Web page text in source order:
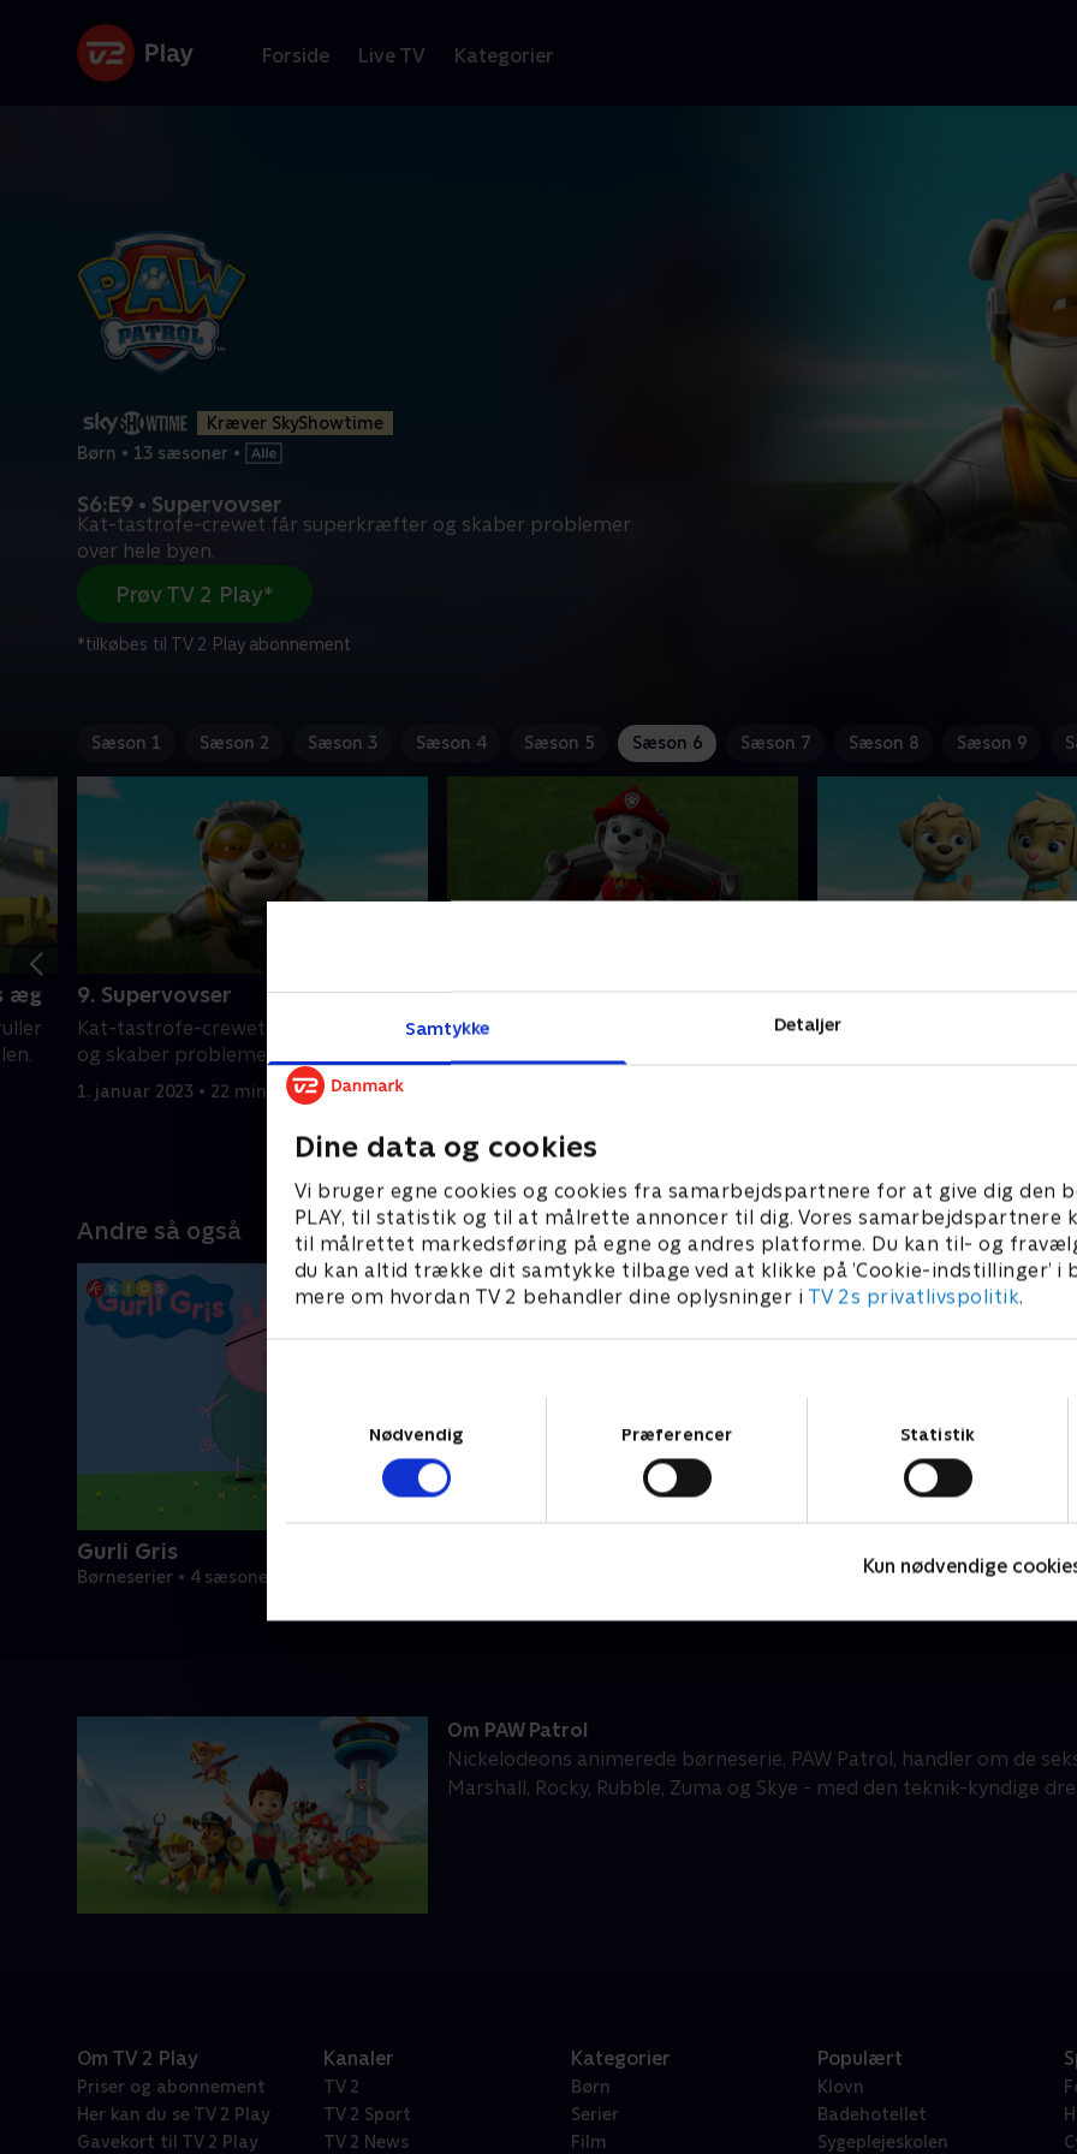
Samtykke Detaljer
Dine data og cookies
Vi bruger egne cookies og cookies fra samarbejdspartnere for at give dig den
PLAY, til statistik og til at målrette annoncer til dig. Vores samarbejdspartnere
til målrettet markedsføring på egne og andres platforme. Du kan til- og
du kan altid trække dit samtykke tilbage ved at klikke på ’Cookie-indstillinger’ i
mere om hvordan TV 2 behandler dine oplysninger i TV 2s privatlivspolitik.
Nødvendig
Præferencer Statistik
Kun nødvendige
Forside Live TV Kategorier
Kræver SkyShowtime
Børn • 13 sæsoner •
S6:E9 • Supervovser
Kat-tastrofe-crewet får superkræfter og skaber problemer
over hele byen.
Prøv TV 2 Play*
*tilkøbes til TV 2 Play abonnement
Sæson 1 Sæson 2 Sæson 3 Sæson 4 Sæson 5 Sæson 6 Sæson 7 Sæson 8 Sæson 9
æg 9. Supervovser
Kat-tastrofe-crewet får superkræfter
og skaber problemer over hele byen.
1. januar 2023 • 22 min
11. Vovserne redder
landpiraterne
1. januar 2023 • 22 min
supertvillingerne
Andre så også
Gurli Gris
Børneserier • 4 sæsoner
Om PAW Patrol
Nickelodeons animerede børneserie, PAW Patrol, handler om de
Marshall, Rocky, Rubble, Zuma og Skye - med den teknik-kyndige
Om TV 2 Play
Priser og abonnement
Her kan du se TV 2 Play
Gavekort til TV 2 Play
Kanaler
TV 2
TV 2 Sport
TV 2 News
Kategorier
Børn
Serier
Film
Populært
Klovn
Badehotellet
Sygeplejeskolen